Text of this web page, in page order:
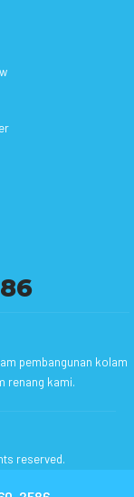
pembangunan kolam
renang kami.
reserved.